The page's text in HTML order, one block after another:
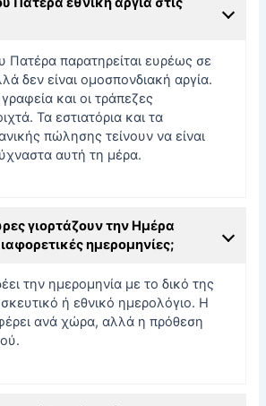
Πατέρα παρατηρείται ευρέως σε
δεν είναι ομοσπονδιακή αργία.
και οι τράπεζες
Τα εστιατόρια και τα
πώλησης τείνουν να είναι
αυτή τη μέρα.
γιορτάζουν την Ημέρα
ημερομηνίες;
την ημερομηνία με το δικό της
ή εθνικό ημερολόγιο. Η
ανά χώρα, αλλά η πρόθεση